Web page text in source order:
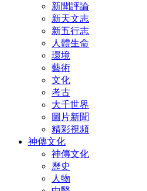
新聞評論
新天文志
新五行志
人體生命
環境
藝術
文化
考古
大千世界
圖片新聞
精彩視頻
神傳文化
神傳文化
歷史
人物